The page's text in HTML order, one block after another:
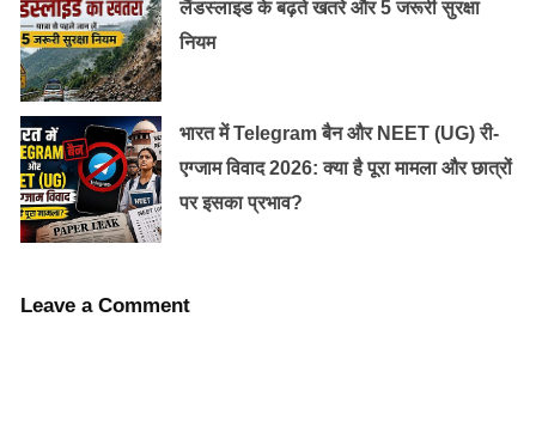
लैंडस्लाइड के बढ़ते खतरे और 5 जरूरी सुरक्षा
नियम
भारत में Telegram बैन और NEET (UG) री-
एग्जाम विवाद 2026: क्या है पूरा मामला और छात्रों
पर इसका प्रभाव?
Leave a Comment